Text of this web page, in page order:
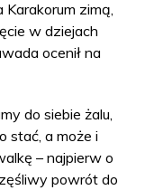
zimą,
w dziejach
ocenił na
do siebie żalu,
stać, a może i
– najpierw o
powrót do